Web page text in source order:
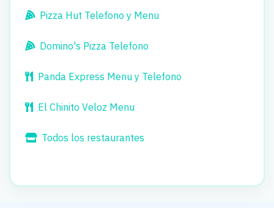
Pizza Hut Telefono y Menu
Domino's Pizza Telefono
Panda Express Menu y Telefono
El Chinito Veloz Menu
Todos los restaurantes